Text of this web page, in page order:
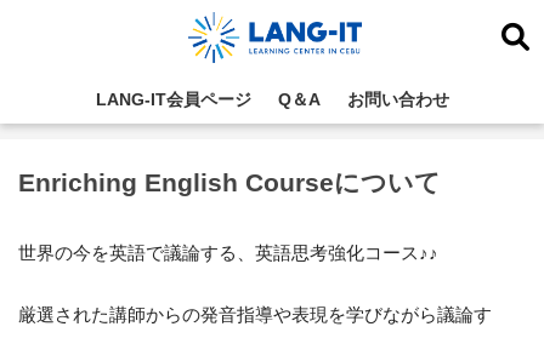
LANG-IT会員ページ Q＆A お問い合わせ
Enriching English Courseについて
世界の今を英語で議論する、英語思考強化コース♪♪
厳選された講師からの発音指導や表現を学びながら議論す